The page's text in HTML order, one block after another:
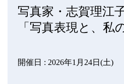
写真家・志賀理江
「写真表現と、私
開催日 : 2026年1月24日(土)